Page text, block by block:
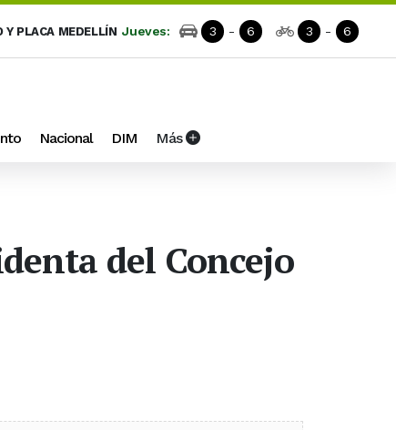
Y PLACA MEDELLÍN Jueves: 3 - 6 3 - 6
Nacional DIM Más
del Concejo